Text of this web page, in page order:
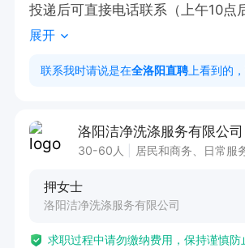
投递后可直接电话联系（上午10点
投递后可直接电话联系（上午10点
展开
联系我时请说是在全洛阳直聘 上看到的
洛阳洁净洗涤服务有限公司
30-60人 居民和商务、日常服
押女士
洛阳洁净洗涤服务有限公司
求职过程中请勿缴纳费用，保持谨慎防